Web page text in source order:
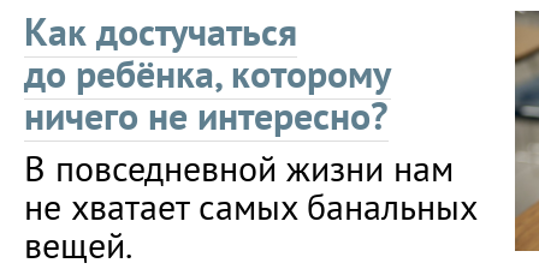
Как достучаться
до ребёнка, которому
ничего не интересно?
В повседневной жизни нам
не хватает самых банальных
вещей.